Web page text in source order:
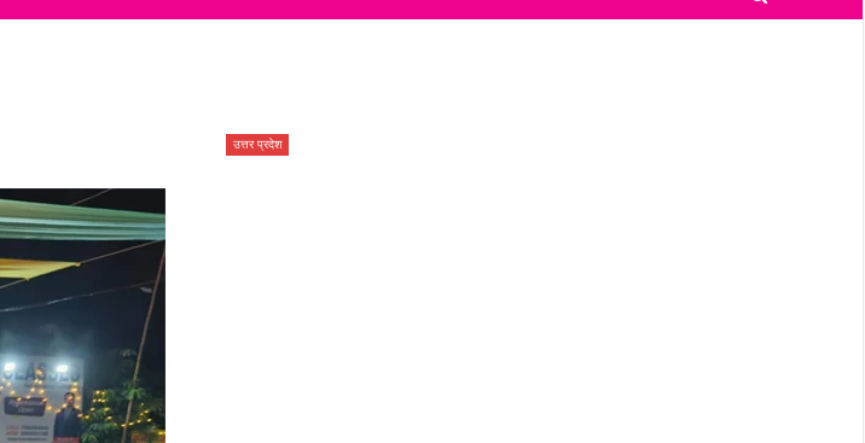
उत्तर प्रदेश